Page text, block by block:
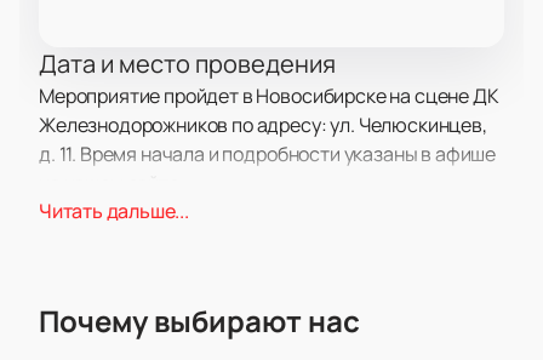
Дата и место проведения
Мероприятие пройдет в Новосибирске на сцене ДК
Железнодорожников по адресу: ул. Челюскинцев,
д. 11. Время начала и подробности указаны в афише
камерным оркестром. В программе новые номера,
миниатюры и известные композиции. Живой звук
Читать дальше...
Почему выбирают нас